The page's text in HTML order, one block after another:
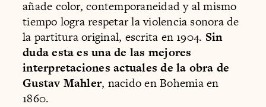
añade color, contemporaneidad y al mismo
tiempo logra respetar la violencia sonora de
la partitura original, escrita en 1904. Sin
duda esta es una de las mejores
interpretaciones actuales de la obra de
Gustav Mahler, nacido en Bohemia en
1860.